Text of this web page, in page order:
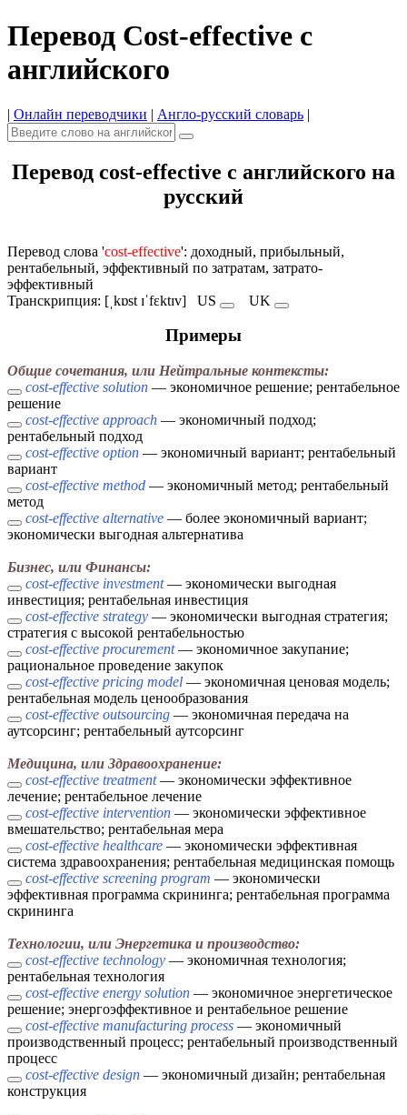
Перевод Cost-effective с
английского
| Онлайн переводчики | Англо-русский словарь |
Перевод cost-effective с английского на
русский
Перевод слова 'cost-effective': доходный, прибыльный,
рентабельный, эффективный по затратам, затрато-
эффективный
Транскрипция: [ˌkɒst ɪˈfɛktɪv] US UK
Примеры
Общие сочетания, или Нейтральные контексты:
cost-effective solution — экономичное решение; рентабельное
решение
cost-effective approach — экономичный подход;
рентабельный подход
cost-effective option — экономичный вариант; рентабельный
вариант
cost-effective method — экономичный метод; рентабельный
метод
cost-effective alternative — более экономичный вариант;
экономически выгодная альтернатива
Бизнес, или Финансы:
cost-effective investment— экономически выгодная
инвестиция; рентабельная инвестиция
cost-effective strategy — экономически выгодная стратегия;
стратегия с высокой рентабельностью
cost-effective procurement— экономичное закупание;
рациональное проведение закупок
cost-effective pricing model — экономичная ценовая модель;
рентабельная модель ценообразования
cost-effective outsourcing — экономичная передача на
аутсорсинг; рентабельный аутсорсинг
Медицина, или Здравоохранение:
cost-effective treatment— экономически эффективное
лечение; рентабельное лечение
cost-effective intervention — экономически эффективное
вмешательство; рентабельная мера
cost-effective healthcare — экономически эффективная
система здравоохранения; рентабельная медицинская помощь
cost-effective screening program — экономически
эффективная программа скрининга; рентабельная программа
скрининга
Технологии, или Энергетика и производство:
cost-effective technology — экономичная технология;
рентабельная технология
cost-effective energy solution — экономичное энергетическое
решение; энергоэффективное и рентабельное решение
cost-effective manufacturing process — экономичный
производственный процесс; рентабельный производственный
процесс
cost-effective design — экономичный дизайн; рентабельная
конструкция